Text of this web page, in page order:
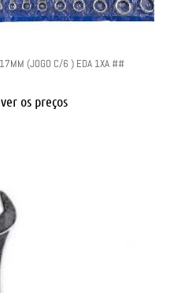
17MM (JOGO C/6 ) EDA 1XA ##
os preços